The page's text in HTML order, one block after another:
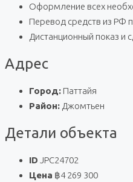
Оформление всех
Перевод средств из РФ
Дистанционный показ и
Адрес
Город: Паттайя
Район: Джомтьен
Детали объекта
ID JPC24702
Цена ฿4 269 300